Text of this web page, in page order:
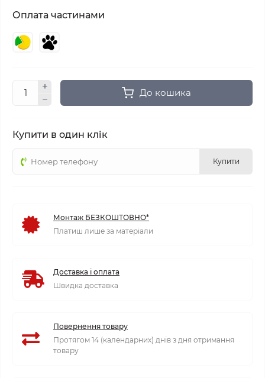
Оплата частинами
До кошика
Купити в один клік
Купити
Монтаж БЕЗКОШТОВНО*
Платиш лише за матеріали
Доставка і оплата
Швидка доставка
Повернення товару
Протягом 14 (календарних) днів з дня отримання
товару